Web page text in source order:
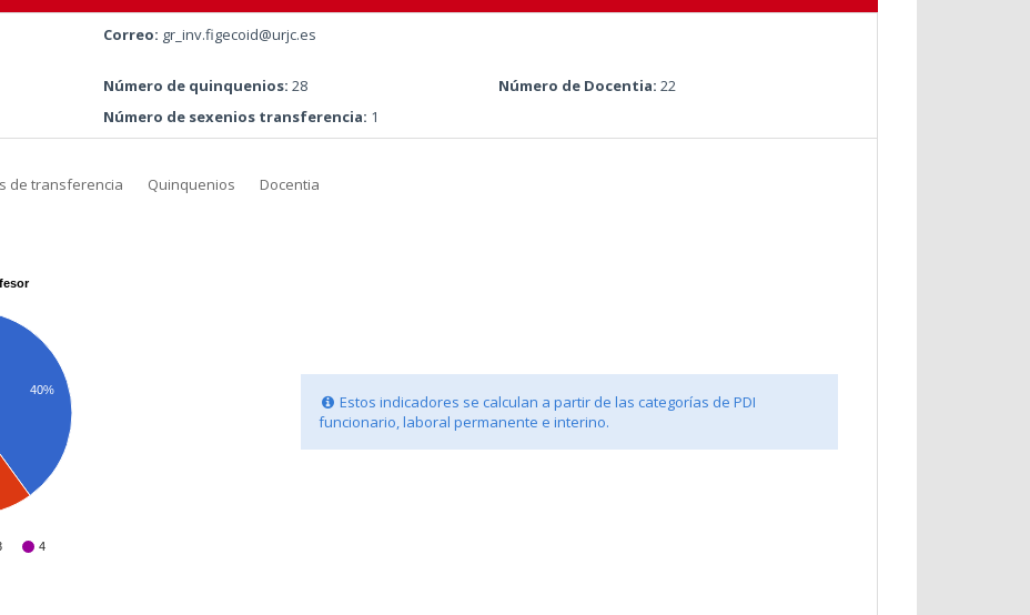
Correo: gr_inv.figecoid@urjc.es
Número de quinquenios: 28 Número de Docentia: 22
Número de sexenios transferencia: 1
de transferencia Quinquenios Docentia
4
40%
Estos indicadores se calculan a partir de las categorías de PDI
funcionario, laboral permanente e interino.